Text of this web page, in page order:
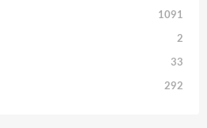
1091
2
33
292